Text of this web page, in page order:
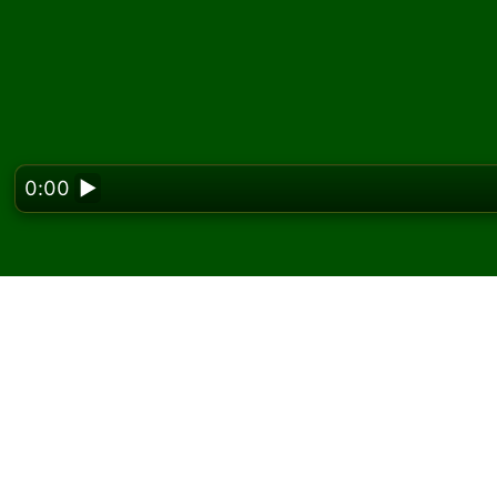
0:00 ▶